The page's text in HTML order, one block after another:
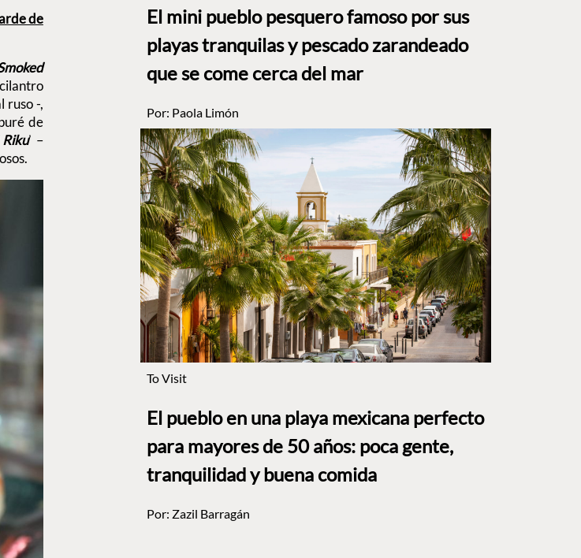
de
ruso -,
de
’ –
El mini pueblo pesquero famoso por sus
playas tranquilas y pescado zarandeado
que se come cerca del mar
Por: Paola Limón
To Visit
El pueblo en una playa mexicana perfecto
para mayores de 50 años: poca gente,
tranquilidad y buena comida
Por: Zazil Barragán